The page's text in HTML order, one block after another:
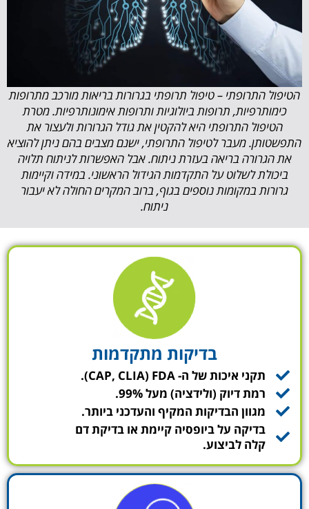
הטיפול התרופתי – טיפול תרופתי בגרורות בריאות מורכב מתרופות
כימותרפיות, תרופות ביולוגיות ותרופות אימונותרפיות. מטרת
הטיפול התרופתי היא להקטין את גודל הגרורות ולעצור את
התפשטותן. מעבר לטיפול התרופתי, ישנם מצבים בהם ניתן להוציא
את הגרורה בריאה בעזרת ניתוח. אבל האפשרות לניתוח תלויה
ביכולת לשלוט על התקדמות הגידול הראשוני. במידה וקיימות
גרורות במקומות נוספים בגוף, ברוב המקרים החולה לא יעבור
ניתוח.
בדיקות מתקדמות
תקני איכות של ה- CAP, CLIA) FDA).
רמת דיוק (ולידציה) מעל 99%.
מגוון הבדיקות המקיף והעדכני ביותר.
בדיקה על ביופסיה קיימת או בדיקת דם
קלה לביצוע.